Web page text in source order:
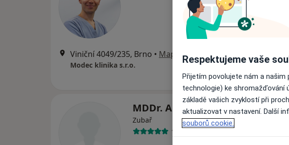
Viniční 4049/235, Brno • Mapa
Modec klinika s.r.o.
MDDr. Alica Klieštiková
Zubař
1 názor
Respektujeme vaše
Přijetím povolujete nám a
technologie) ke shromažďování
základě vašich zvyklostí při
aktualizovat v nastavení. Další
souborů cookie.